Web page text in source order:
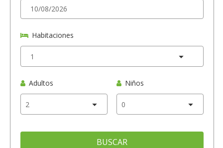
Habitaciones
Adultos Niños
BUSCAR